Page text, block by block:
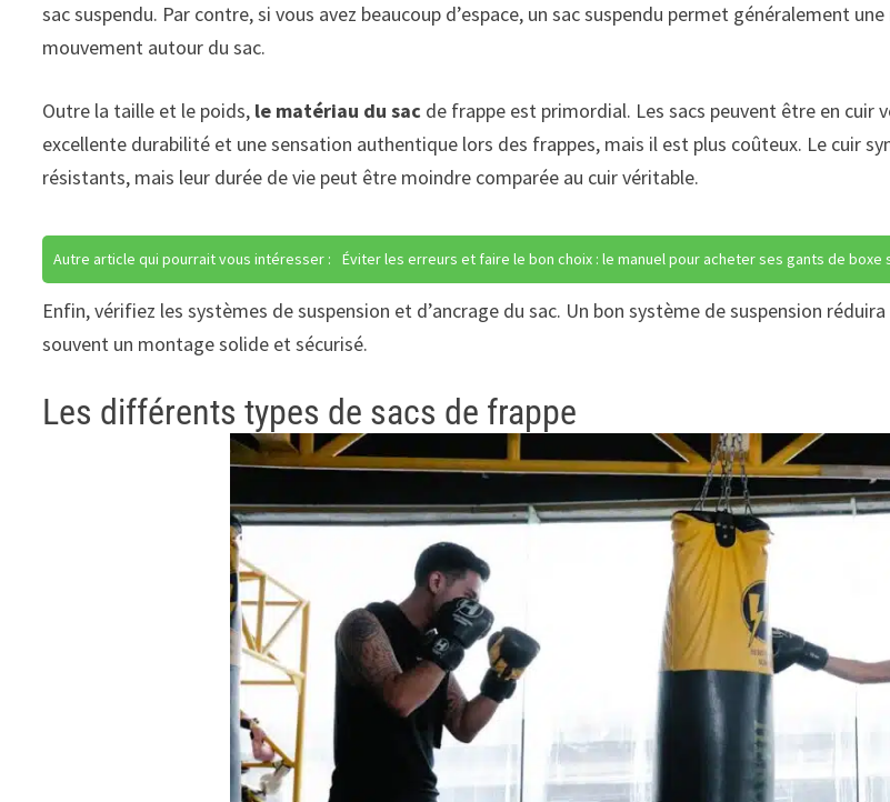
sac suspendu. Par contre, si vous avez beaucoup d’espace, un sac suspendu permet généralement
mouvement autour du sac.
Outre la taille et le poids, le matériau du sac de frappe est primordial. Les sacs peuvent être en cuir
excellente durabilité et une sensation authentique lors des frappes, mais il est plus coûteux. Le cuir
résistants, mais leur durée de vie peut être moindre comparée au cuir véritable.
Autre article qui pourrait vous intéresser : Éviter les erreurs et faire le bon choix : le manuel pour acheter ses gants de boxe
Enfin, vérifiez les systèmes de suspension et d’ancrage du sac. Un bon système de suspension
souvent un montage solide et sécurisé.
Les différents types de sacs de frappe